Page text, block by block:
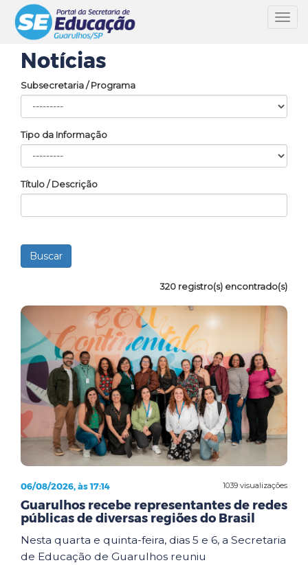
Notícias
Subsecretaria / Programa
Tipo da Informação
Título / Descrição
320 registro(s) encontrado(s)
1039 visualizações
06/08/2026, às 17:14
Guarulhos recebe representantes de redes
públicas de diversas regiões do Brasil
Nesta quarta e quinta-feira, dias 5 e 6, a Secretaria
de Educação de Guarulhos reuniu